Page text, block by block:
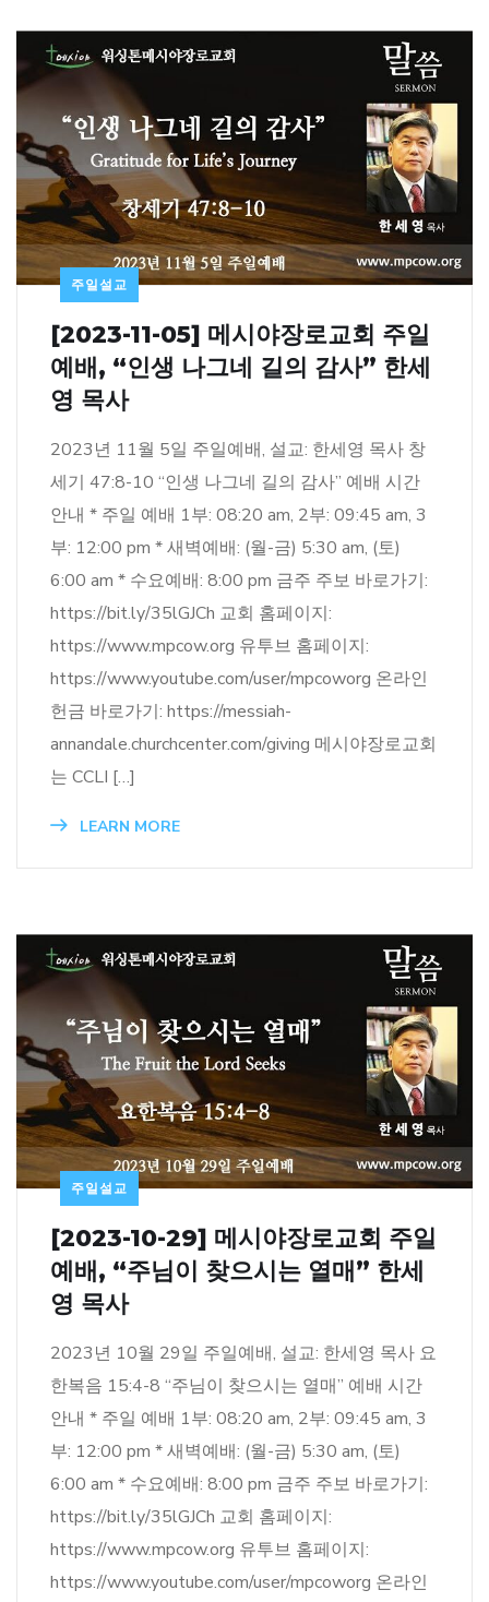
주일설교
[2023-11-05] 메시야장로교회 주일
예배, “인생 나그네 길의 감사” 한세
영 목사
2023년 11월 5일 주일예배, 설교: 한세영 목사 창
세기 47:8-10 “인생 나그네 길의 감사” 예배 시간
안내 * 주일 예배 1부: 08:20 am, 2부: 09:45 am, 3
부: 12:00 pm * 새벽예배: (월-금) 5:30 am, (토)
6:00 am * 수요예배: 8:00 pm 금주 주보 바로가기:
https://bit.ly/35lGJCh 교회 홈페이지:
https://www.mpcow.org 유투브 홈페이지:
https://www.youtube.com/user/mpcoworg 온라인
헌금 바로가기: https://messiah-
annandale.churchcenter.com/giving 메시야장로교회
는 CCLI […]
LEARN MORE
주일설교
[2023-10-29] 메시야장로교회 주일
예배, “주님이 찾으시는 열매” 한세
영 목사
2023년 10월 29일 주일예배, 설교: 한세영 목사 요
한복음 15:4-8 “주님이 찾으시는 열매” 예배 시간
안내 * 주일 예배 1부: 08:20 am, 2부: 09:45 am, 3
부: 12:00 pm * 새벽예배: (월-금) 5:30 am, (토)
6:00 am * 수요예배: 8:00 pm 금주 주보 바로가기:
https://bit.ly/35lGJCh 교회 홈페이지:
https://www.mpcow.org 유투브 홈페이지:
https://www.youtube.com/user/mpcoworg 온라인